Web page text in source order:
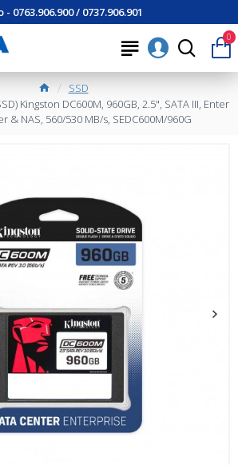
- 0763.906.900 / 0737.906.901
0
SSD
Kingston DC600M, 960GB, 2.5", SATA III, Enter
& NAS, 560/530 MB/s, SEDC600M/960G